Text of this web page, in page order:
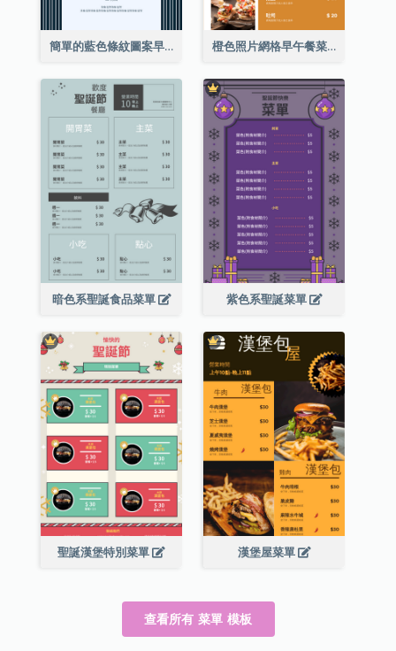
簡單的藍色條紋圖案早午餐菜單 橙色照片網格早午餐菜單
暗色系聖誕食品菜單 紫色系聖誕菜單
聖誕漢堡特別菜單 漢堡屋菜單
查看所有 菜單 模板